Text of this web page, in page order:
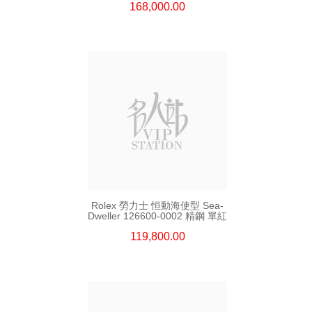
168,000.00
Rolex 勞力士 恒動海使型 Sea-
Dweller 126600-0002 精鋼 單紅
119,800.00